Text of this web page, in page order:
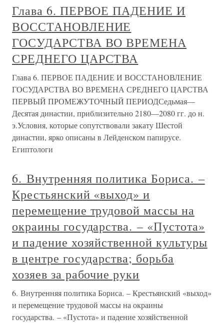
Глава 6. ПЕРВОЕ ПАДЕНИЕ И
ВОССТАНОВЛЕНИЕ
ГОСУДАРСТВА ВО ВРЕМЕНА
СРЕДНЕГО ЦАРСТВА
Глава 6. ПЕРВОЕ ПАДЕНИЕ И ВОССТАНОВЛЕНИЕ
ГОСУДАРСТВА ВО ВРЕМЕНА СРЕДНЕГО ЦАРСТВА
ПЕРВЫЙ ПРОМЕЖУТОЧНЫЙ ПЕРИОДСедьмая—
Десятая династии, приблизительно 2180—2080 гг. до н.
э.Условия, которые сопутствовали закату Шестой
династии, ярко описаны в Лейденском папирусе.
Египтологи
6. Внутренняя политика Бориса. –
Крестьянский «выход» и
перемещение трудовой массы на
окраины государства. – «Пустота»
и падение хозяйственной культуры
в центре государства; борьба
хозяев за рабочие руки
6. Внутренняя политика Бориса. – Крестьянский «выход»
и перемещение трудовой массы на окраины
государства. – «Пустота» и падение хозяйственной